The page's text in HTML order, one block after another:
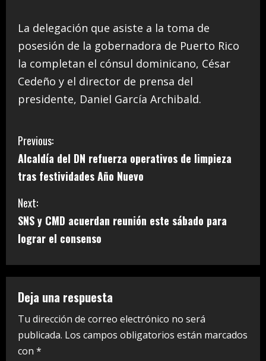
La delegación que asiste a la toma de
posesión de la gobernadora de Puerto Rico
la completan el cónsul dominicano, César
Cedeño y el director de prensa del
presidente, Daniel García Archibald.
C
o
n
t
i
n
u
e
R
Previous:
Alcaldía del DN refuerza operativos de limpieza
tras festividades Año Nuevo
Next:
SNS y CMD acuerdan reunión este sábado para
lograr el consenso
Deja una respuesta
Tu dirección de correo electrónico no será
publicada. Los campos obligatorios están marcados
con *